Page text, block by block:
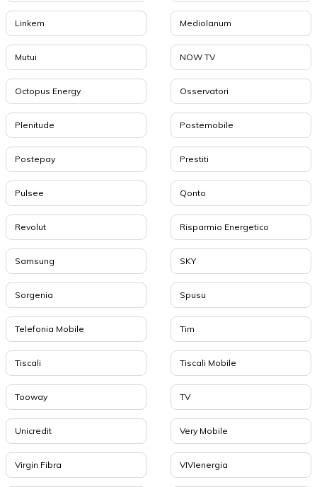
Linkem Mediolanum
Mutui NOW TV
Octopus Energy Osservatori
Plenitude Postemobile
Postepay Prestiti
Pulsee Qonto
Revolut Risparmio Energetico
Samsung SKY
Sorgenia Spusu
Telefonia Mobile Tim
Tiscali Tiscali Mobile
Tooway TV
Unicredit Very Mobile
Virgin Fibra VIVIenergia